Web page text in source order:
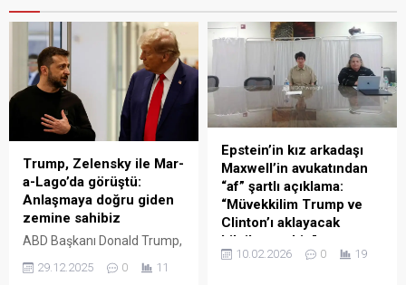
Trump, Zelensky ile Mar-
a-Lago’da görüştü:
Anlaşmaya doğru giden
zemine sahibiz
ABD Başkanı Donald Trump,
Ukrayna Devlet Başkanı
Volodymyr Zelensky ile
29.12.2025 0 11
Epstein’in kız arkadaşı
Maxwell’in avukatından
“af” şartlı açıklama:
“Müvekkilim Trump ve
Clinton’ı aklayacak
bilgilere sahip”
Cinsel suçlardan hüküm
10.02.2026 0 19